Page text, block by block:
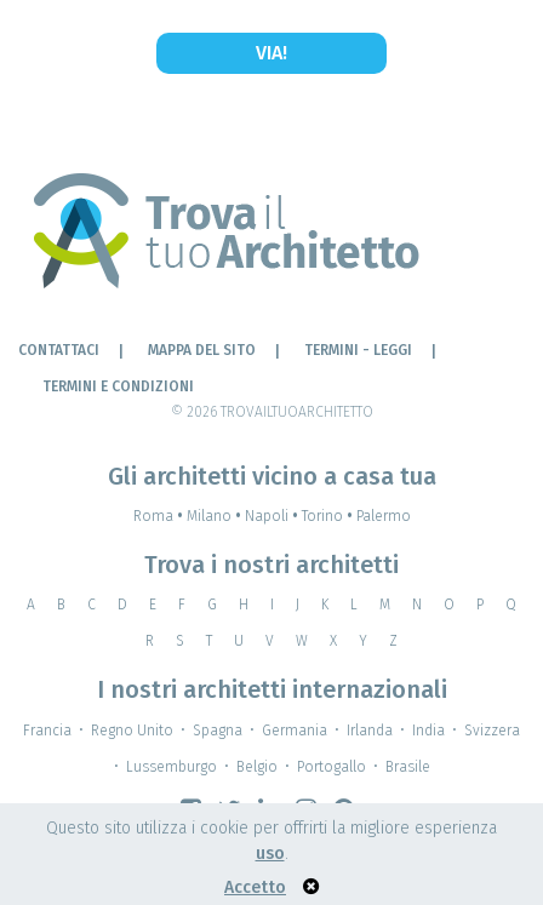
VIA!
CONTATTACI MAPPA DEL SITO TERMINI - LEGGI
TERMINI E CONDIZIONI
© 2026 TROVAILTUOARCHITETTO
Gli architetti vicino a casa tua
Roma • Milano • Napoli • Torino • Palermo
Trova i nostri architetti
A B C D E F G H K L M N O P Q
R S T U V W X Y Z
I nostri architetti internazionali
Francia • Regno Unito • Spagna • Germania • Irlanda • India • Svizzera
• Lussemburgo • Belgio • Portogallo • Brasile
Questo sito utilizza i cookie per offrirti la migliore esperienza
uso.
Accetto